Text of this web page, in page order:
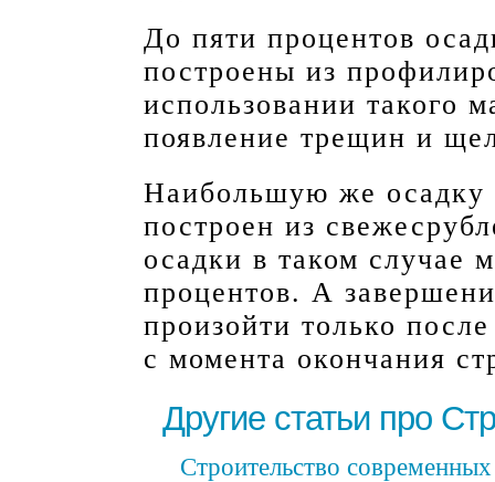
До пяти процентов
построены из
использовании такого
появление трещин и
Наибольшую же осадку
построен из
осадки в таком случае
процентов. А
произойти только
с момента окончания
Другие статьи про
Строительство